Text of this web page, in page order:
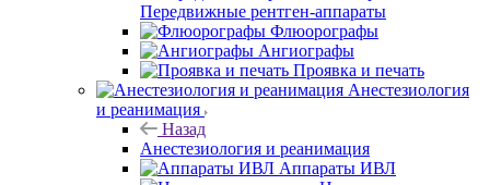
Передвижные рентген-аппараты
Флюорографы
Ангиографы
Проявка и печать
Анестезиология
и реанимация
Назад
Анестезиология и реанимация
Аппараты ИВЛ